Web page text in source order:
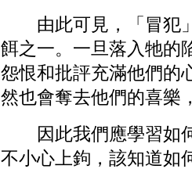
由此可見，「冒犯
餌之一。一旦落入牠的
怨恨和批評充滿他們的
然也會奪去他們的喜樂
因此我們應學習如
不小心上鉤，該知道如